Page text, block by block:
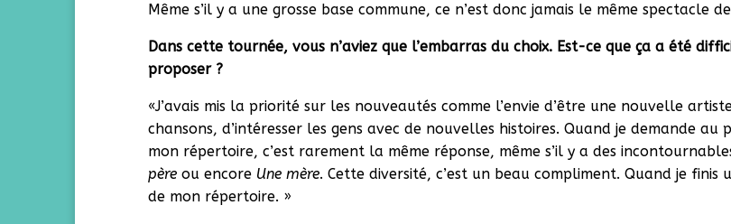
Même s’il y a une grosse base commune, ce n’est donc jamais le même spectacle
Dans cette tournée, vous n’aviez que l’embarras du choix. Est-ce que ça a été
proposer ?
«J’avais mis la priorité sur les nouveautés comme l’envie d’être une nouvelle
chansons, d’intéresser les gens avec de nouvelles histoires. Quand je demande
mon répertoire, c’est rarement la même réponse, même s’il y a des
père ou encore Une mère. Cette diversité, c’est un beau compliment. Quand je finis
de mon répertoire. »